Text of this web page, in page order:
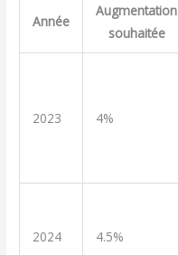
Année
Augmentation
souhaitée
2023 4%
2024 4.5%